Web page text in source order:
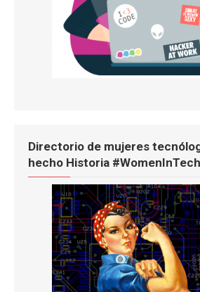
Directorio de mujeres
hecho Historia #WomenInTech